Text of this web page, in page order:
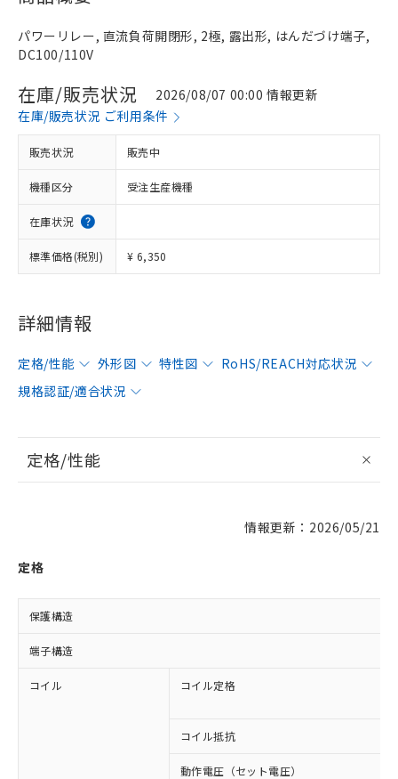
パワーリレー, 直流負荷開閉形, 2極, 露出形, はんだづけ端子,
DC100/110V
在庫/販売状況
2026/08/07 00:00 情報更新
在庫/販売状況 ご利用条件
販売状況 販売中
機種区分 受注生産機種
在庫状況
標準価格(税別) ¥ 6,350
詳細情報
定格/性能 外形図 特性図
RoHS/REACH対応状況
規格認証/適合状況
定格/性能
情報更新：2026/05/21
定格
保護構造
端子構造
コイル コイル定格
コイル抵抗
動作電圧（セット電圧）